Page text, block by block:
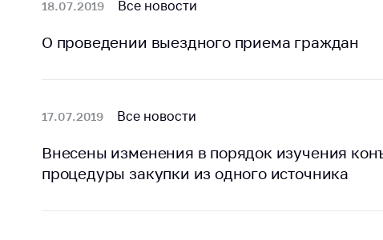
деятельность в
Защита
персональных
Новости
COVID-
18.07.2019 Все новости
О проведении выездного приема граждан
17.07.2019 Все новости
Внесены изменения в порядок изучения
процедуры закупки из одного источника